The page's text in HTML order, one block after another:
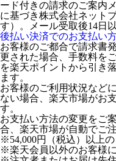
ード付きの請求のご案内
に基づき株式会社ネット
す）。メール受取後14日
後払い決済でのお支払い
お客様のご都合で請求書
更された場合、手数料を
を楽天ポイントから引き
ます。
お客様のご利用状況など
ない場合、楽天市場がお
す。
お支払い方法の変更をご
合、楽天市場が自動でご
※54,000円（税込）以上
※楽天会員以外のお客様